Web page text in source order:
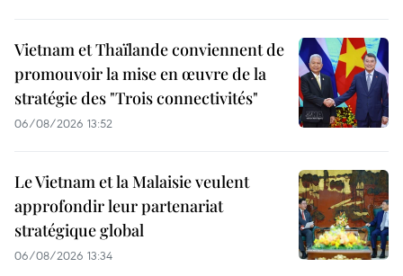
Vietnam et Thaïlande conviennent de
promouvoir la mise en œuvre de la
stratégie des "Trois connectivités"
06/08/2026 13:52
Le Vietnam et la Malaisie veulent
approfondir leur partenariat
stratégique global
06/08/2026 13:34